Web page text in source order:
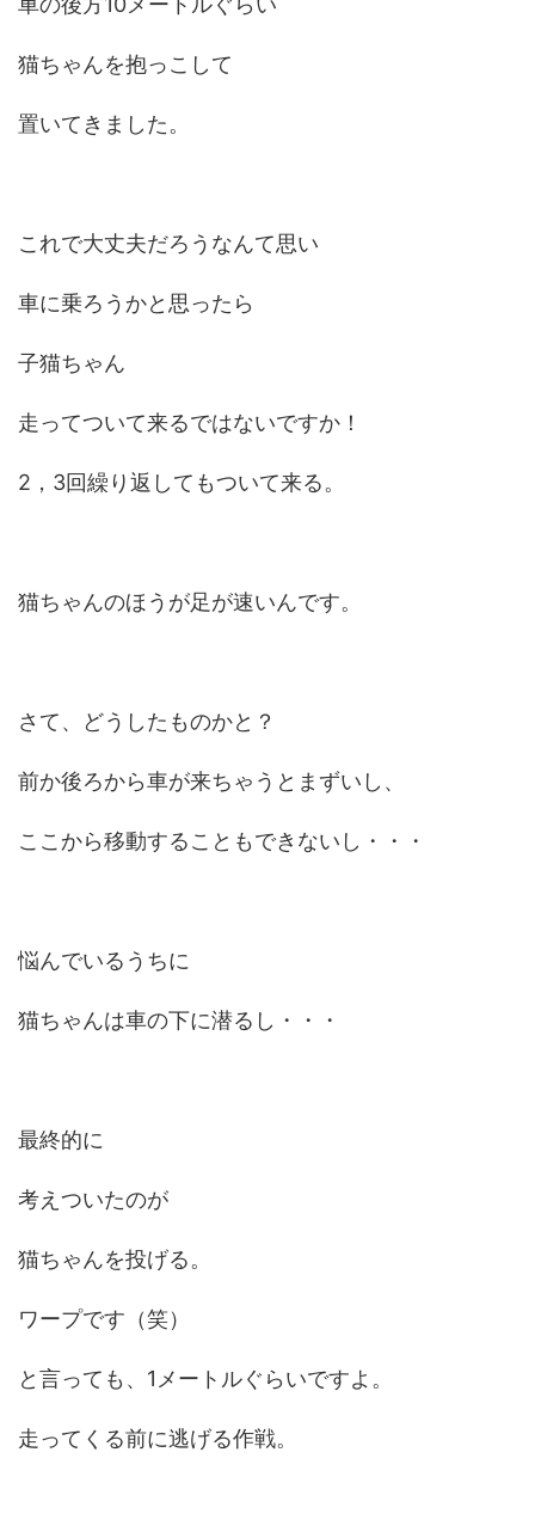
猫ちゃんを抱っこして
置いてきました。
これで大丈夫だろうなんて思い
車に乗ろうかと思ったら
子猫ちゃん
走ってついて来るではないですか！
2，3回繰り返してもついて来る。
猫ちゃんのほうが足が速いんです。
さて、どうしたものかと？
前か後ろから車が来ちゃうとまずいし、
ここから移動することもできないし・・・
悩んでいるうちに
猫ちゃんは車の下に潜るし・・・
最終的に
考えついたのが
猫ちゃんを投げる。
ワープです（笑）
と言っても、1メートルぐらいですよ。
走ってくる前に逃げる作戦。